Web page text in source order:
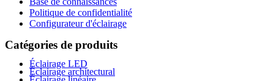
Politique de confidentialité
Configurateur d'éclairage
Catégories de produits
Éclairage LED
Éclairage architectural